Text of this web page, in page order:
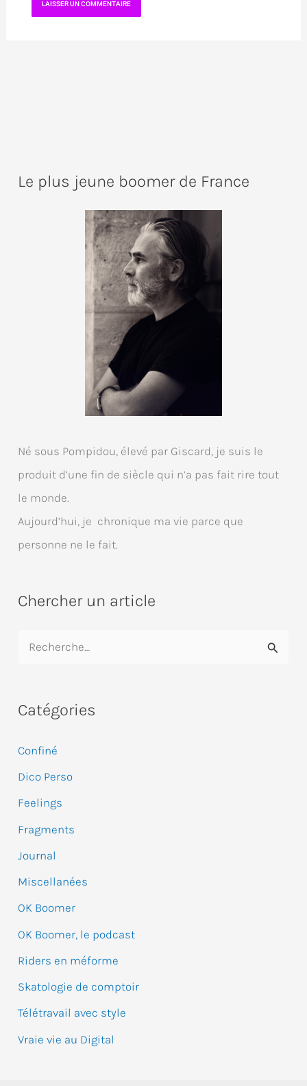
Le plus jeune boomer de France
Né sous Pompidou, élevé par Giscard, je suis le
produit d’une fin de siècle qui n’a pas fait rire tout
le monde.
Aujourd’hui, je chronique ma vie parce que
personne ne le fait.
Chercher un article
h
r
c
h
e
r
Catégories
Confiné
Dico Perso
Feelings
Fragments
Journal
Miscellanées
OK Boomer
OK Boomer, le podcast
Riders en méforme
Skatologie de comptoir
Télétravail avec style
Vraie vie au Digital